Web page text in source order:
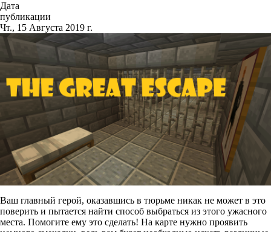
Дата
публикации
Чт., 15 Августа 2019 г.
Ваш главный герой, оказавшись в тюрьме никак не может в это
поверить и пытается найти способ выбраться из этого ужасного
места. Помогите ему это сделать! На карте нужно проявить